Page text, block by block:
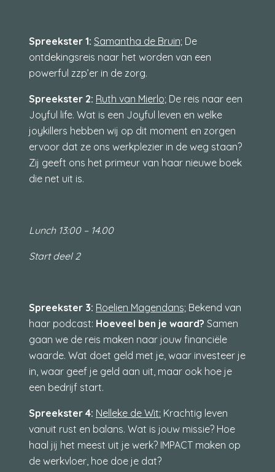
Spreekster 1: Samantha de Bruin; De
ontdekingsreis naar het worden van een
powerful zzp’er in de zorg.
Spreekster 2: Ruth van Mierlo; De reis naar een
Joyful life. Wat is een Joyful leven en welke
joykillers hebben wij op dit moment en zorgen
ervoor dat ze ons werkplezier in de weg staan?
Zij geeft ons het primeur van haar nieuwe boek
die net uit is.
Lunch 13:00 – 14.00
Start deel 2
Spreekster 3: Roelien Magendans; Bekend van
haar podcast: Hoeveel ben je waard? Samen
gaan we de reis maken naar jouw financiële
waarde. Wat doet geld met je, waar investeer je
in, waar geef je geld aan uit, maar ook hoe je
een bedrijf start.
Spreekster 4: Nelleke de Wit: Krachtig leven
vanuit rust en balans. Wat is jouw missie? Hoe
haal jij het meest uit je werk? IMPACT maken op
de werkvloer, hoe doe je dat?